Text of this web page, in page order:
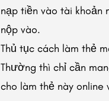
nạp tiền vào tài
nộp vào.
Thủ tục cách làm thẻ
Thường thì chỉ cần
cho làm thẻ này online